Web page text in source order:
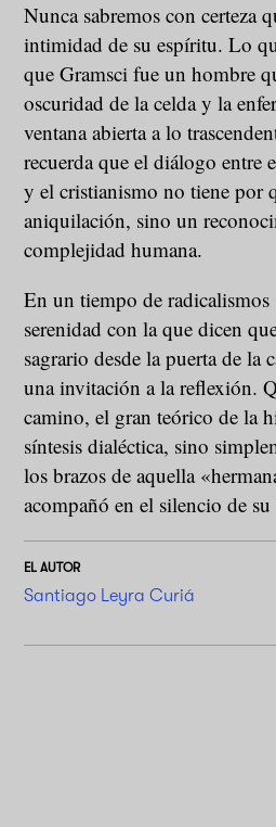
Nunca sabremos con certeza
intimidad de su espíritu. Lo
que Gramsci fue un hombre
oscuridad de la celda y la
ventana abierta a lo
recuerda que el diálogo entre
y el cristianismo no tiene por
aniquilación, sino un
complejidad humana.
En un tiempo de radicalismos
serenidad con la que dicen
sagrario desde la puerta de la
una invitación a la reflexión.
camino, el gran teórico de la
síntesis dialéctica, sino
los brazos de aquella
acompañó en el silencio de
EL AUTOR
Santiago Leyra Curiá